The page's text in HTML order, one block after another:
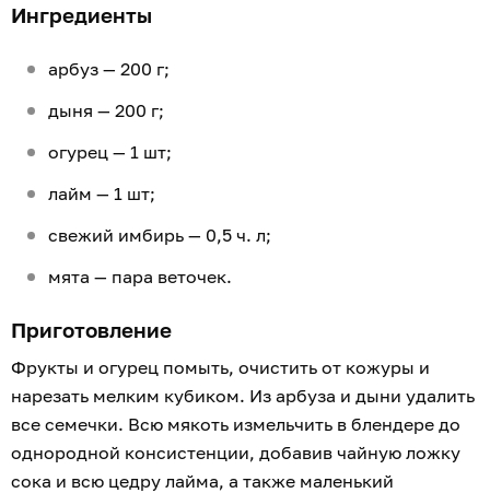
Ингредиенты
арбуз — 200 г;
дыня — 200 г;
огурец — 1 шт;
лайм — 1 шт;
свежий имбирь — 0,5 ч. л;
мята — пара веточек.
Приготовление
Фрукты и огурец помыть, очистить от кожуры и
нарезать мелким кубиком. Из арбуза и дыни удалить
все семечки. Всю мякоть измельчить в блендере до
однородной консистенции, добавив чайную ложку
сока и всю цедру лайма, а также маленький